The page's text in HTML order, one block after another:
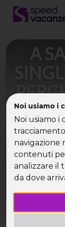
Noi usiamo i
Noi usiamo i
navigazione
contenuti
analizzare il
da dove
A
Il 70% dei